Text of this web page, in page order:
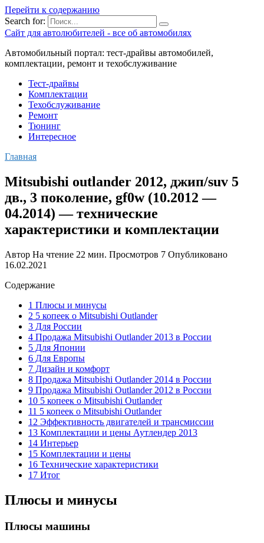
Перейти к содержанию
Search for:
Сайт для автолюбителей - все об автомобилях
Автомобильный портал: тест-драйвы автомобилей,
комплектации, ремонт и техобслуживание
Тест-драйвы
Комплектации
Техобслуживание
Ремонт
Тюнинг
Интересное
Главная
Mitsubishi outlander 2012, джип/suv 5
дв., 3 поколение, gf0w (10.2012 —
04.2014) — технические
характеристики и комплектации
Автор На чтение 22 мин. Просмотров 7 Опубликовано
16.02.2021
Содержание
1 Плюсы и минусы
2 5 копеек о Mitsubishi Outlander
3 Для России
4 Продажа Mitsubishi Outlander 2013 в России
5 Для Японии
6 Для Европы
7 Дизайн и комфорт
8 Продажа Mitsubishi Outlander 2014 в России
9 Продажа Mitsubishi Outlander 2012 в России
10 5 копеек о Mitsubishi Outlander
11 5 копеек о Mitsubishi Outlander
12 Эффективность двигателей и трансмиссии
13 Комплектации и цены Аутлендер 2013
14 Интерьер
15 Комплектации и цены
16 Технические характеристики
17 Итог
Плюсы и минусы
Плюсы машины